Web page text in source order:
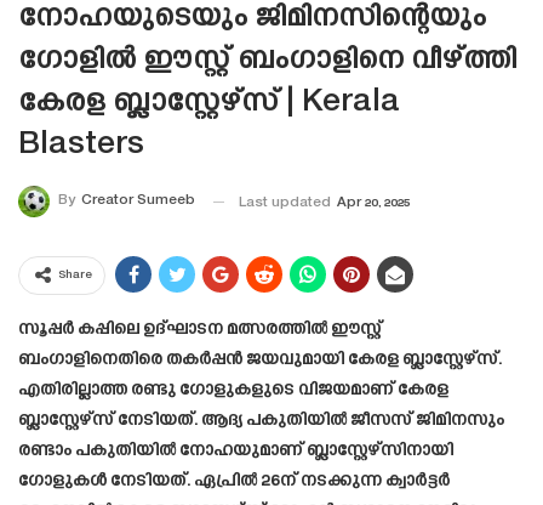
നോഹയുടെയും ജിമിനസിന്റെയും
ഗോളിൽ ഈസ്റ്റ് ബംഗാളിനെ വീഴ്ത്തി
കേരള ബ്ലാസ്റ്റേഴ്‌സ് | Kerala
Blasters
By Creator Sumeeb Last updated Apr 20, 2025
Share
സൂപ്പർ കപ്പിലെ ഉദ്ഘാടന മത്സരത്തിൽ ഈസ്റ്റ്
ബംഗാളിനെതിരെ തകർപ്പൻ ജയവുമായി കേരള ബ്ലാസ്റ്റേഴ്‌സ്.
എതിരില്ലാത്ത രണ്ടു ഗോളുകളുടെ വിജയമാണ് കേരള
ബ്ലാസ്റ്റേഴ്‌സ് നേടിയത്. ആദ്യ പകുതിയിൽ ജീസസ് ജിമിനസും
രണ്ടാം പകുതിയിൽ നോഹയുമാണ് ബ്ലാസ്റ്റേഴ്സിനായി
ഗോളുകൾ നേടിയത്. ഏപ്രിൽ 26ന് നടക്കുന്ന ക്വാർട്ടർ